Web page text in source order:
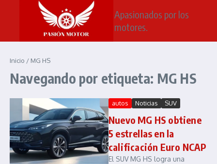
Saltar al contenido
Apasionados por los
motores.
Inicio / MG HS
Navegando por etiqueta: MG HS
autos Noticias SUV
Nuevo MG HS obtiene
5 estrellas en la
calificación Euro NCAP
El SUV MG HS logra una